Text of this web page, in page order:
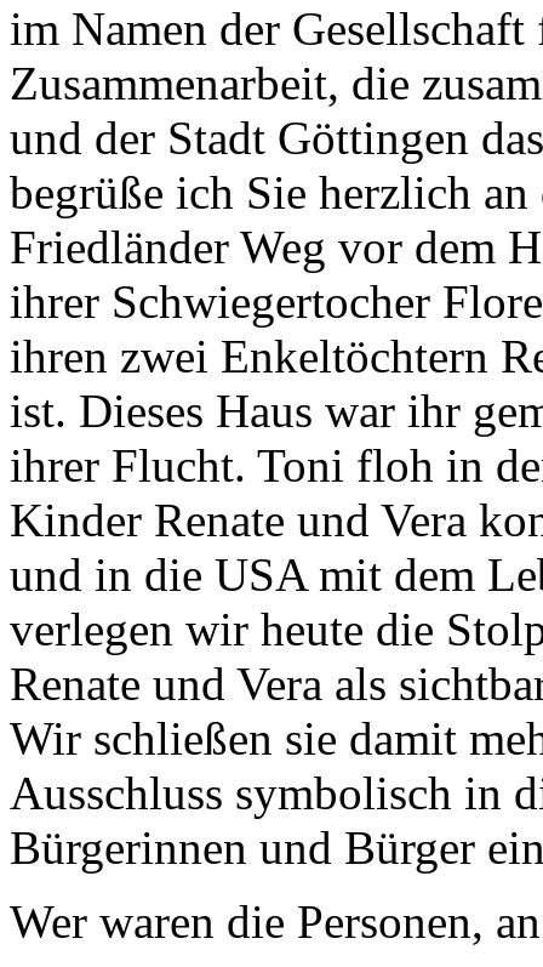
im Namen der
Zusammenarbeit, die
und der Stadt Göttingen
begrüße ich Sie herzlich
Friedländer Weg vor dem
ihrer Schwiegertocher
ihren zwei Enkeltöchtern
ist. Dieses Haus war ihr
ihrer Flucht. Toni floh in
Kinder Renate und Vera
und in die USA mit dem
verlegen wir heute die
Renate und Vera als
Wir schließen sie damit
Ausschluss symbolisch in
Bürgerinnen und Bürger
Wer waren die Personen,